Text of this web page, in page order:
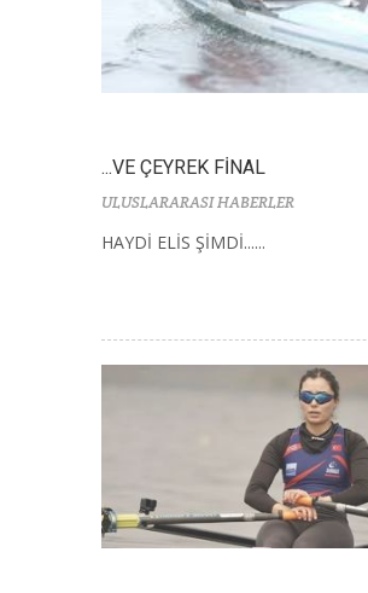
...VE ÇEYREK FİNAL
ULUSLARARASI HABERLER
HAYDİ ELİS ŞİMDİ......